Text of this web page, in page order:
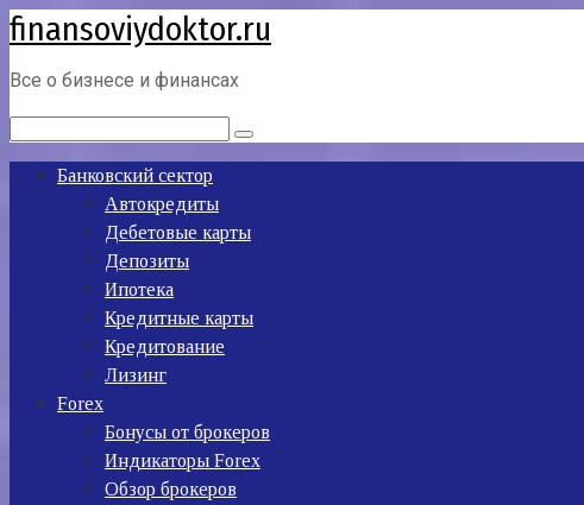
Перейти
к
контенту
finansoviydoktor.ru
Все о бизнесе и финансах
Банковский сектор
Автокредиты
Дебетовые карты
Депозиты
Ипотека
Кредитные карты
Кредитование
Лизинг
Forex
Бонусы от брокеров
Индикаторы Forex
Обзор брокеров